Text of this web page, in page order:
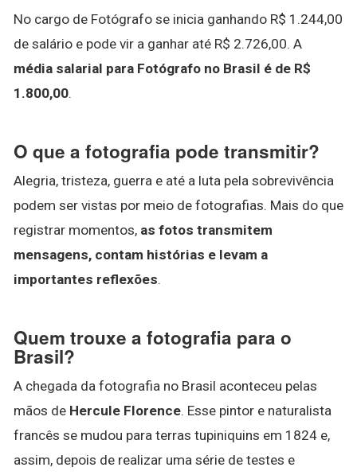
No cargo de Fotógrafo se inicia ganhando R$ 1.244,00
de salário e pode vir a ganhar até R$ 2.726,00. A
média salarial para Fotógrafo no Brasil é de R$
1.800,00.
O que a fotografia pode transmitir?
Alegria, tristeza, guerra e até a luta pela sobrevivência
podem ser vistas por meio de fotografias. Mais do que
registrar momentos, as fotos transmitem
mensagens, contam histórias e levam a
importantes reflexões.
Quem trouxe a fotografia para o
Brasil?
A chegada da fotografia no Brasil aconteceu pelas
mãos de Hercule Florence. Esse pintor e naturalista
francês se mudou para terras tupiniquins em 1824 e,
assim, depois de realizar uma série de testes e